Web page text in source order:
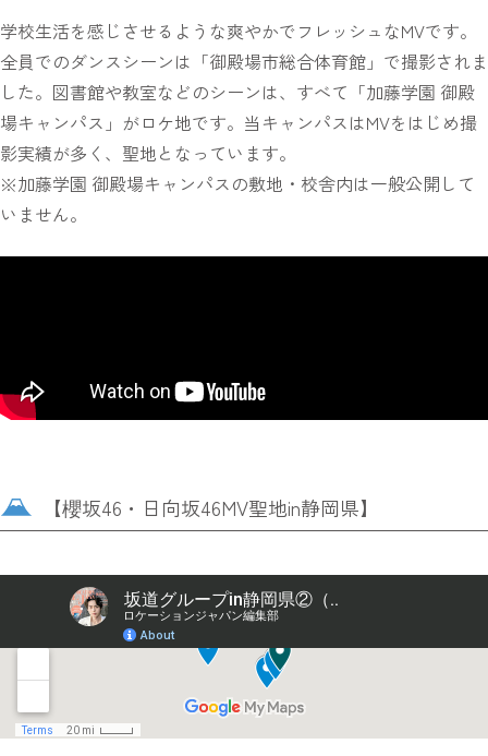
学校生活を感じさせるような爽やかでフレッシュなMVです。
全員でのダンスシーンは「御殿場市総合体育館」で撮影されま
した。図書館や教室などのシーンは、すべて「加藤学園 御殿
場キャンパス」がロケ地です。当キャンパスはMVをはじめ撮
影実績が多く、聖地となっています。
※加藤学園 御殿場キャンパスの敷地・校舎内は一般公開して
いません。
【櫻坂46・日向坂46MV聖地in静岡県】